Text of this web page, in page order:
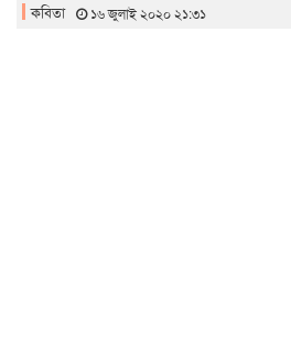
কবিতা ১৬ জুলাই ২০২০ ২১:৩১